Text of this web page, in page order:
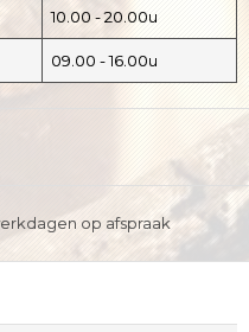
10.00 - 20.00u
09.00 - 16.00u
op afspraak